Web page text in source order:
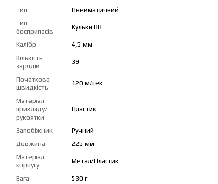
Тип
Пневматичний
Тип
боєприпасів
Кульки ВВ
Калібр
4,5 мм
Кількість
зарядів
39
Початкова
швидкість
120 м/сек
Матеріал
прикладу/
рукоятки
Пластик
Запобіжник
Ручний
Довжина
225 мм
Матеріал
корпусу
Метал/Пластик
Вага
530 г